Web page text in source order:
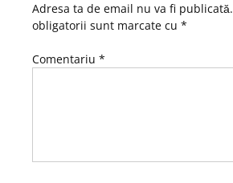
Adresa ta de email nu va fi publicată.
obligatorii sunt marcate cu *
Comentariu *